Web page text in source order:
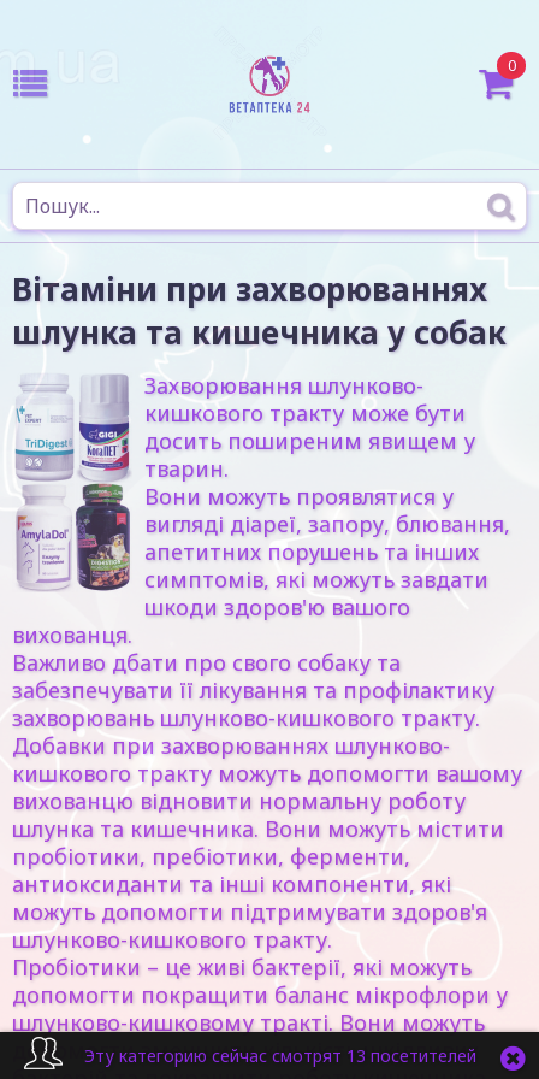
0
Вітаміни при захворюваннях
шлунка та кишечника у собак
Захворювання шлунково-
кишкового тракту може бути
досить поширеним явищем у
тварин.
Вони можуть проявлятися у
вигляді діареї, запору, блювання,
апетитних порушень та інших
симптомів, які можуть завдати
шкоди здоров'ю вашого
вихованця.
Важливо дбати про свого собаку та
забезпечувати її лікування та профілактику
захворювань шлунково-кишкового тракту.
Добавки при захворюваннях шлунково-
кишкового тракту можуть допомогти вашому
вихованцю відновити нормальну роботу
шлунка та кишечника. Вони можуть містити
пробіотики, пребіотики, ферменти,
антиоксиданти та інші компоненти, які
можуть допомогти підтримувати здоров'я
шлунково-кишкового тракту.
Пробіотики – це живі бактерії, які можуть
допомогти покращити баланс мікрофлори у
шлунково-кишковому тракті. Вони можуть
допомогти зменшити кількість шкідливих
Эту категорию сейчас смотрят 13 посетителей